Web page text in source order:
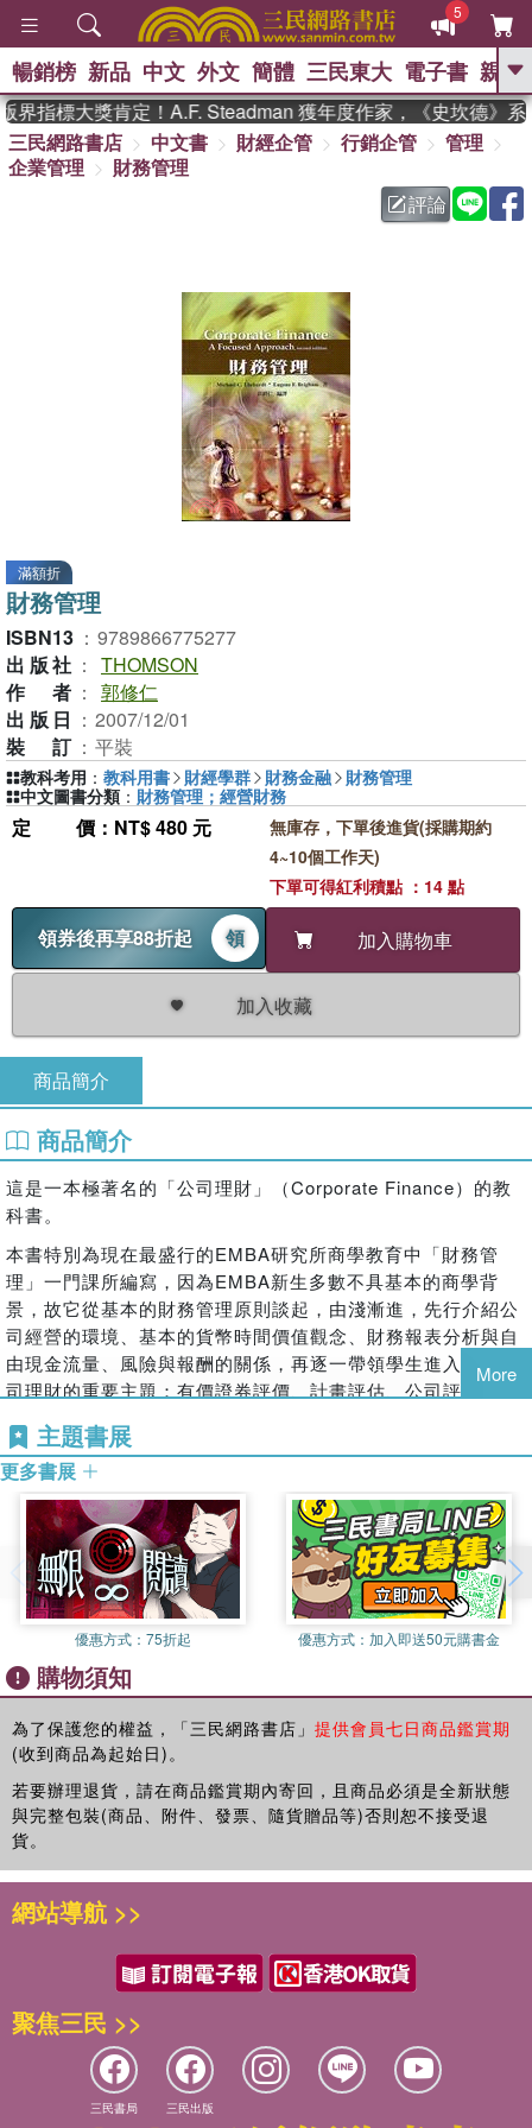
5
GO
熱搜： 東野圭吾 、 高希均教授回憶錄
暑期推薦 、 國際布克
方念華 、 台灣的李
暢銷榜 新品 中文 外文 簡體 三民東大 電子書 親子
指標大獎肯定！A.F. Steadman 獲年度作家，《史坎德》系
三民網路書店
中文書 財經企管 行銷企管
管理
企業管理
財務管理
評論
滿額折
財務管理
ISBN13 ： 9789866775277
出版社 ： THOMSON
作者 ： 郭修仁
出版日 ： 2007/12/01
裝訂 ： 平裝
定價 ：NT$ 480 元
領券後再享88折起 領 加入購物車
加入收藏
無庫存，下單後進貨(採購期約
4~10個工作天)
下單可得紅利積點 ：14 點
教科考用 ： 教科用書 財經學群 財務金融
財務管理
中文圖書分類 ： 財務管理；經營財務
商品簡介
商品簡介
這是一本極著名的「公司理財」（Corporate Finance）的教
科書。
本書特別為現在最盛行的EMBA研究所商學教育中「財務管
理」一門課所編寫，因為EMBA新生多數不具基本的商學背
景，故它從基本的財務管理原則談起，由淺漸進，先行介紹公
司經營的環境、基本的貨幣時間價值觀念、財務報表分析與自
由現金流量、風險與報酬的關係，再逐一帶領學生進入各項公
司理財的重要主題：有價證券評價、計畫評估、公司評價、資
這樣的設計非常適合有工作經驗的EMBA學生，憑著豐富的實
務經驗，以很有效率的方法與時間吸收到重要的公司財務管理
的知識，是一本既實用且完整的教科書。
More
主題書展
更多書展
優惠方式： 75折起 優惠方式： 加入即送50元購書金
購物須知
為了保護您的權益，「三民網路書店」 提供會員七日商品鑑賞期
(收到商品為起始日)。
若要辦理退貨，請在商品鑑賞期內寄回，且商品必須是全新狀態
與完整包裝(商品、附件、發票、隨貨贈品等)否則恕不接受退
貨。
網站導航 >>
聚焦三民 >>
三民書局 三民出版